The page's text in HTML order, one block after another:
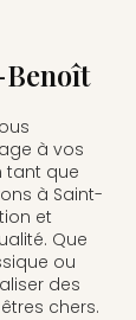
à vos
tant que
à Saint-
et
Que
ou
des
chers.